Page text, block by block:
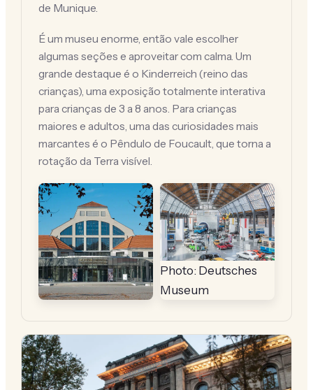
de Munique.
É um museu enorme, então vale escolher
algumas seções e aproveitar com calma. Um
grande destaque é o Kinderreich (reino das
crianças), uma exposição totalmente interativa
para crianças de 3 a 8 anos. Para crianças
maiores e adultos, uma das curiosidades mais
marcantes é o Pêndulo de Foucault, que torna a
rotação da Terra visível.
Photo: Deutsches
Museum